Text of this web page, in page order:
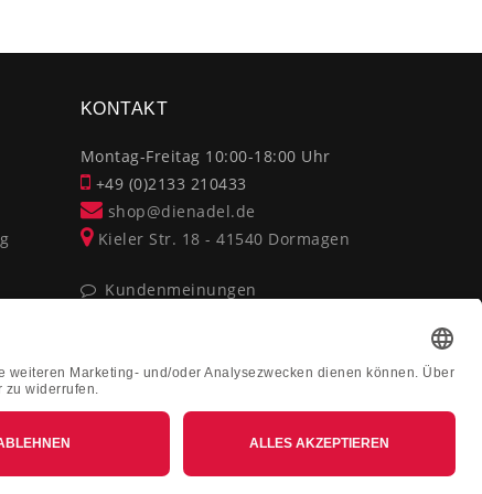
KONTAKT
Montag-Freitag 10:00-18:00 Uhr
+49 (0)2133 210433
shop@dienadel.de
Kieler Str. 18 - 41540 Dormagen
Kundenmeinungen